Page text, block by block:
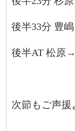
後半33分 豊
後半AT 松原
次節もご声